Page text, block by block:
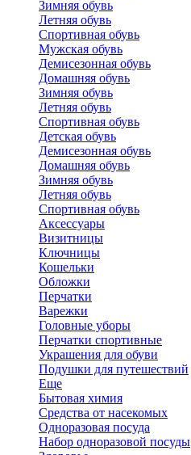
Зимняя обувь
Летняя обувь
Спортивная обувь
Мужская обувь
Демисезонная обувь
Домашняя обувь
Зимняя обувь
Летняя обувь
Спортивная обувь
Детская обувь
Демисезонная обувь
Домашняя обувь
Зимняя обувь
Летняя обувь
Спортивная обувь
Аксессуары
Визитницы
Ключницы
Кошельки
Обложки
Перчатки
Варежки
Головные уборы
Перчатки спортивные
Украшения для обуви
Подушки для путешествий
Еще
Бытовая химия
Средства от насекомых
Одноразовая посуда
Набор одноразовой посуды